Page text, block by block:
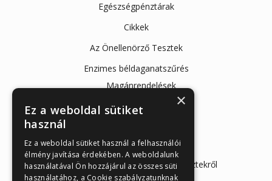
Egészségpénztárak
Cikkek
Az Önellenörző Tesztek
Enzimes béldaganatszűrés
Magánrendelések
Mintavételi instrukciók
Enzimes béldaganatszűrés
Hasnyálmirigy funkciós gyorstesztekről
×
Ez a weboldal sütiket
használ
Ez a weboldal sütiket használ a felhasználói
élmény javítása érdekében. A weboldalunk
használatával Ön hozzájárul az összes süti
használatához, a Cookie szabályzatunknak